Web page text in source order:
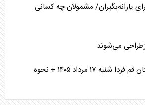
یارانه‌بگیران/ مشمولان چه کسانی
می‌شوند
جدول قطعی برق استان قم فردا شنبه ۱۷ مرداد ۱۴۰۵ + نحوه